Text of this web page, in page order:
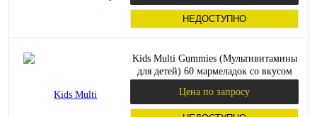
НЕДОСТУПНО
Kids Multi Gummies (Мультивитамины
для детей) 60 мармеладок со вкусом
Цена по запросу